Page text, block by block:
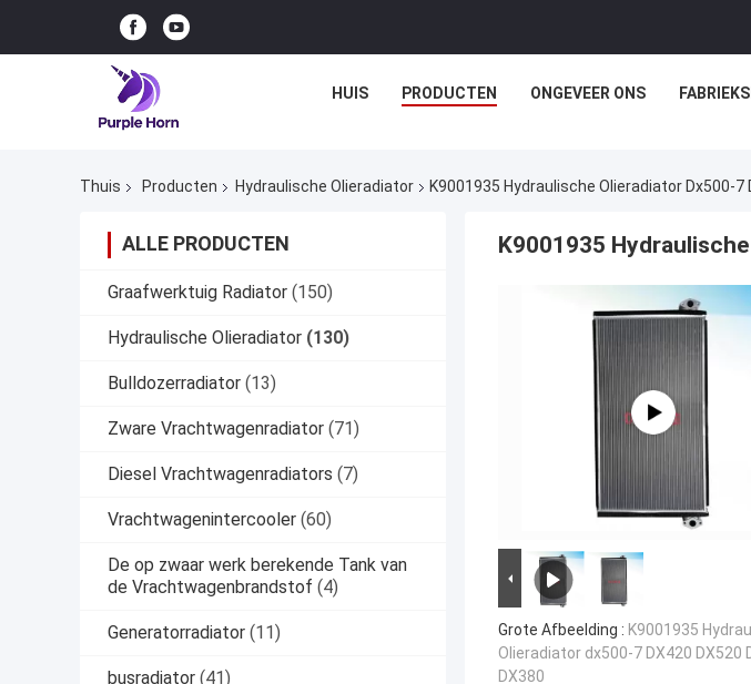
HUIS PRODUCTEN ONGEVEER ONS
Thuis Producten Hydraulische Olieradiator K9001935 Hydraulische Olieradiator Dx500-7
ALLE PRODUCTEN
Graafwerktuig Radiator (150)
Hydraulische Olieradiator (130)
Bulldozerradiator (13)
Zware Vrachtwagenradiator (71)
Diesel Vrachtwagenradiators (7)
Vrachtwagenintercooler (60)
De op zwaar werk berekende Tank van
de Vrachtwagenbrandstof (4)
Generatorradiator (11)
busradiator (41)
K9001935
Grote Afbeelding : K9001935
Olieradiator dx500-7 DX420 DX520
DX380